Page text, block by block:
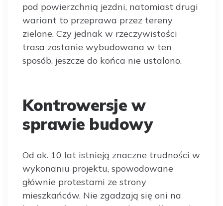
pod powierzchnią jezdni, natomiast drugi
wariant to przeprawa przez tereny
zielone. Czy jednak w rzeczywistości
trasa zostanie wybudowana w ten
sposób, jeszcze do końca nie ustalono.
Kontrowersje w
sprawie budowy
Od ok. 10 lat istnieją znaczne trudności w
wykonaniu projektu, spowodowane
głównie protestami ze strony
mieszkańców. Nie zgadzają się oni na